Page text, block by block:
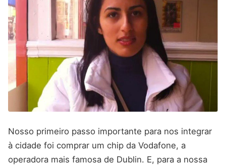
Nosso primeiro passo importante para nos integrar
à cidade foi comprar um chip da Vodafone, a
operadora mais famosa de Dublin. E, para a nossa